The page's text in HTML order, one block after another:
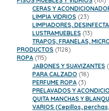
CERAS Y
LIMPIA VIDRIOS 2323
LIMPIADORES,
LUSTRAMUEBLES 1313
TRAPOS, FRANELAS,
PRODUCTOS 11281128
ROPA 115115
productos
JABONES Y SUAVIZANTES
PARA CALZADO 1818
PERFUME ROPA 33
productos
PRELAVADOS Y
QUITA MANCHAS Y
VARIOS (Cepillos,